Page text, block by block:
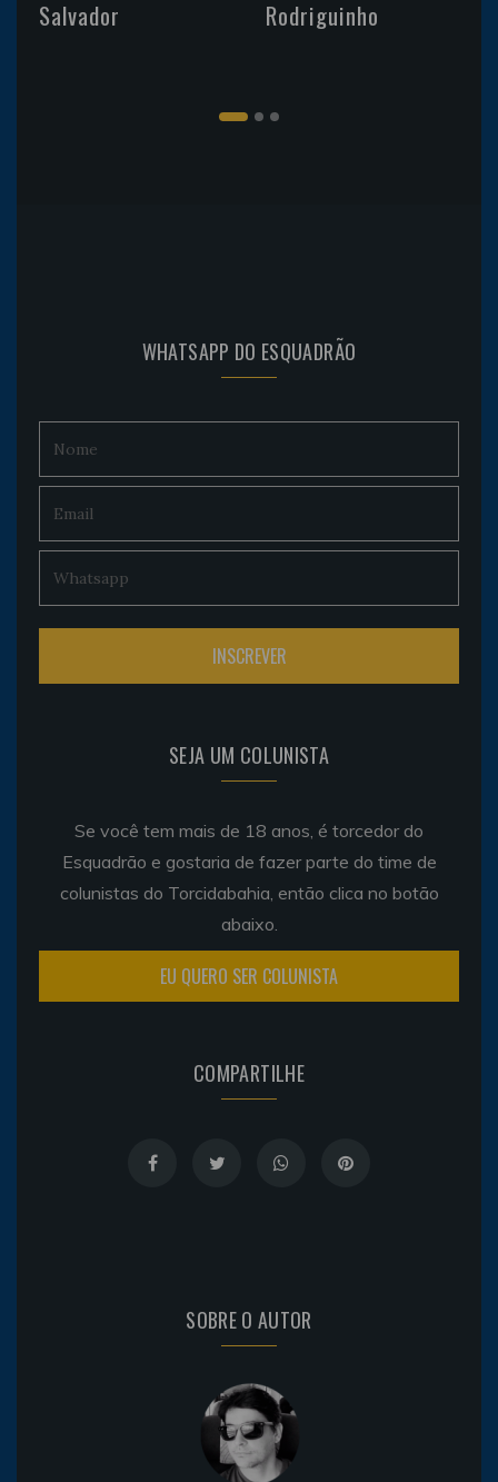
Salvador Rodriguinho
WHATSAPP DO ESQUADRÃO
SEJA UM COLUNISTA
Se você tem mais de 18 anos, é torcedor do
Esquadrão e gostaria de fazer parte do time de
colunistas do Torcidabahia, então clica no botão
abaixo.
EU QUERO SER COLUNISTA
COMPARTILHE
SOBRE O AUTOR